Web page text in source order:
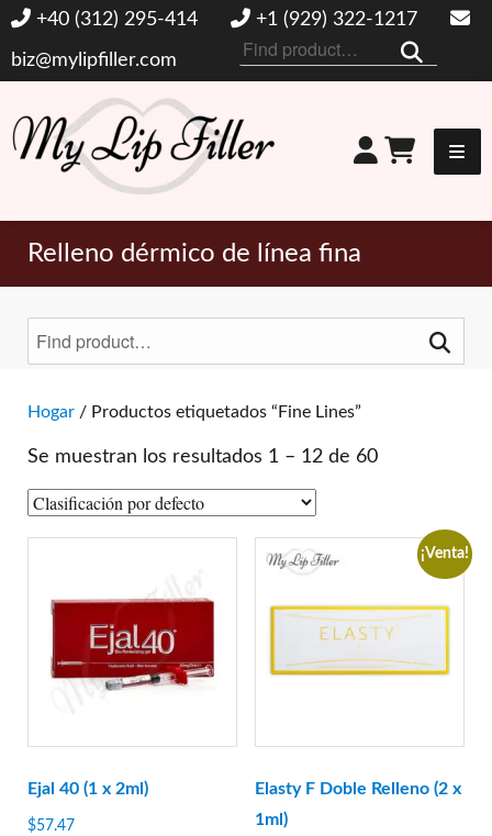
+40 (312) 295-414 +1 (929) 322-1217
biz@mylipfiller.com
Buscar
por:
Mi relleno de labios
Relleno dérmico de línea fina
Hogar / Productos etiquetados “Fine Lines”
Se muestran los resultados 1 – 12 de 60
Ejal 40 (1 x 2ml)
$57.47
¡Venta!
Elasty F Doble Relleno (2 x
1ml)
Buscar
por:
Alternar filtros
MARCAS
A-Jax Keen
Aqualyx
Revofil Aquashine
Amigos de la belleza
Cellnoc
Dermaheal
Dermalax